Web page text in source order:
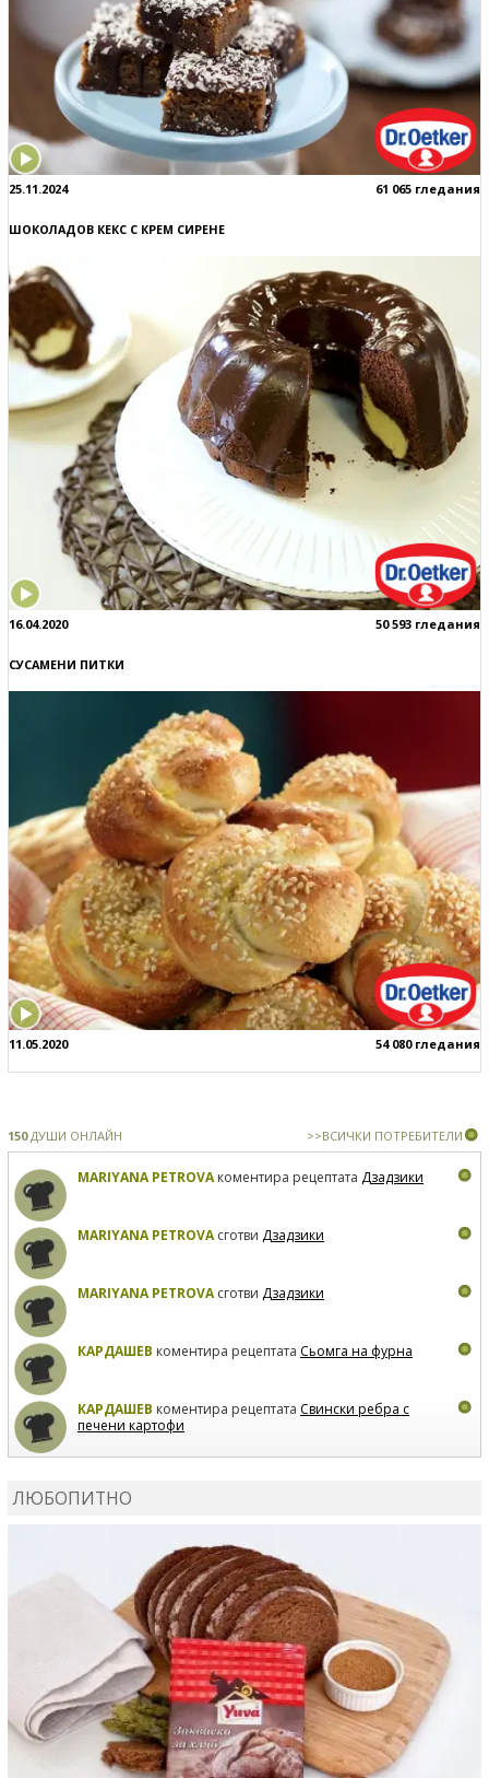
25.11.2024 61 065 гледания
ШОКОЛАДОВ КЕКС С КРЕМ СИРЕНЕ
16.04.2020 50 593 гледания
СУСАМЕНИ ПИТКИ
11.05.2020 54 080 гледания
150ДУШИ ОНЛАЙН >>ВСИЧКИ ПОТРЕБИТЕЛИ
MARIYANA PETROVAкоментира рецептата Дзадзики
MARIYANA PETROVAсготви Дзадзики
MARIYANA PETROVAсготви Дзадзики
КАРДАШЕВ коментира рецептата Сьомга на фурна
КАРДАШЕВ коментира рецептата Свински ребра с
печени картофи
ЛЮБОПИТНО